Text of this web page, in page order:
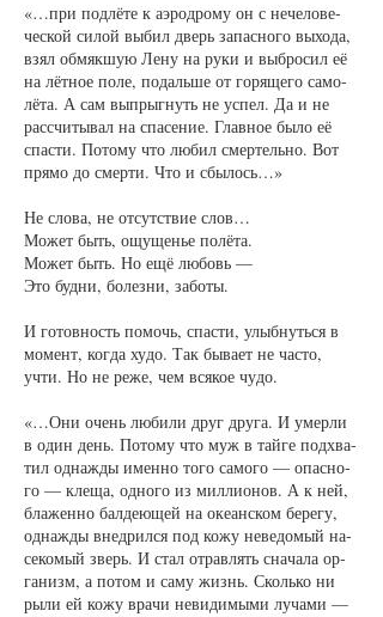
«…при под­лёте к аэро­дро­му он с не­че­ло­ве­
чес­кой си­лой вы­бил дверь за­пас­но­го вы­хо­да,
взял об­мяк­шую Ле­ну на ру­ки и вы­бро­сил её
на лёт­ное по­ле, по­даль­ше от го­ря­ще­го са­мо­
лёта. А сам вы­прыг­нуть не успел. Да и не
рас­счи­ты­вал на спа­се­ние. Глав­ное бы­ло её
спас­ти. По­то­му что лю­бил смер­тель­но. Вот
пря­мо до смер­ти. Что и сбы­лось…»
Не сло­ва, не от­сут­ст­вие слов…
Мо­жет быть, ощу­щенье по­лёта.
Мо­жет быть. Но ещё лю­бовь —
Это буд­ни, бо­лез­ни, за­бо­ты.
И го­тов­ность по­мочь, спас­ти, улыб­нуть­ся в
мо­мент, ког­да ху­до. Так бы­ва­ет не час­то,
учти. Но не ре­же, чем вся­кое чу­до.
«…Они очень лю­би­ли друг дру­га. И умер­ли
в один день. По­то­му что муж в тай­ге под­хва­
тил од­наж­ды имен­но то­го са­мо­го — опас­но­
го — кле­ща, од­но­го из мил­ли­о­нов. А к ней,
бла­жен­но бал­де­ю­щей на оке­ан­ском бе­ре­гу,
од­наж­ды внед­рил­ся под ко­жу не­ве­до­мый на­
се­ко­мый зверь. И стал от­рав­лять сна­ча­ла ор­
га­низм, а по­том и са­му жизнь. Сколь­ко ни
ры­ли ей ко­жу вра­чи не­ви­ди­мы­ми лу­ча­ми —